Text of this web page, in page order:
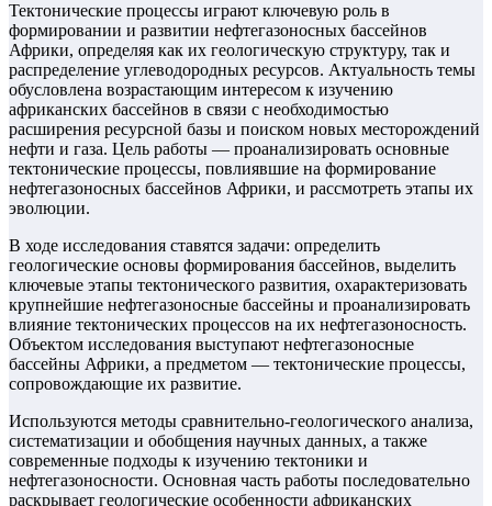
Тектонические процессы играют ключевую роль в
формировании и развитии нефтегазоносных бассейнов
Африки, определяя как их геологическую структуру, так и
распределение углеводородных ресурсов. Актуальность темы
обусловлена возрастающим интересом к изучению
африканских бассейнов в связи с необходимостью
расширения ресурсной базы и поиском новых месторождений
нефти и газа. Цель работы — проанализировать основные
тектонические процессы, повлиявшие на формирование
нефтегазоносных бассейнов Африки, и рассмотреть этапы их
эволюции.
В ходе исследования ставятся задачи: определить
геологические основы формирования бассейнов, выделить
ключевые этапы тектонического развития, охарактеризовать
крупнейшие нефтегазоносные бассейны и проанализировать
влияние тектонических процессов на их нефтегазоносность.
Объектом исследования выступают нефтегазоносные
бассейны Африки, а предметом — тектонические процессы,
сопровождающие их развитие.
Используются методы сравнительно-геологического анализа,
систематизации и обобщения научных данных, а также
современные подходы к изучению тектоники и
нефтегазоносности. Основная часть работы последовательно
раскрывает геологические особенности африканских